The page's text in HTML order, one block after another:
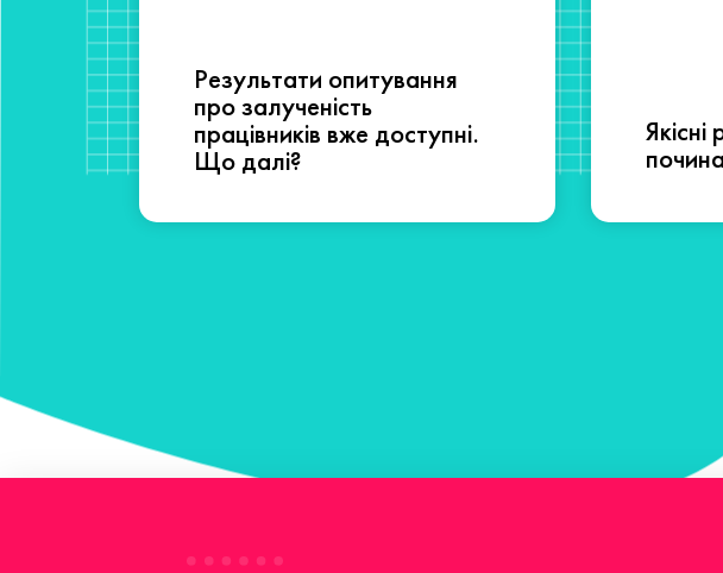
Результати опитування
про залученість
працівників вже доступні.
Що далі?